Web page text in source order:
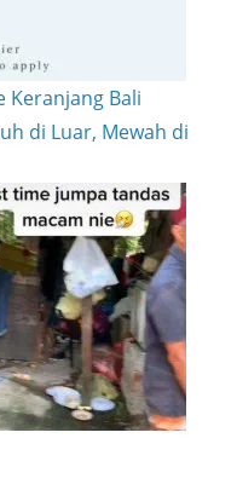
Keranjang Bali
di Luar, Mewah di